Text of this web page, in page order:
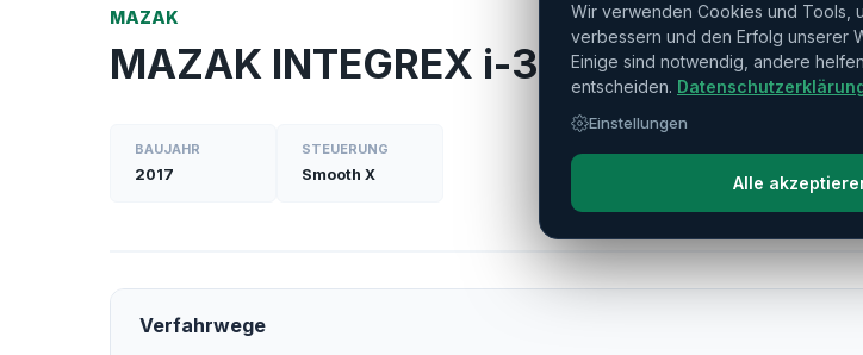
MAZAK
MAZAK INTEGREX i-300 S (1500U)
BAUJAHR
2017
STEUERUNG
Smooth X
Verfahrwege
Wir verwenden Cookies und Tools,
verbessern und den Erfolg unserer
Einige sind notwendig, andere
entscheiden.
Einstellungen
Alle